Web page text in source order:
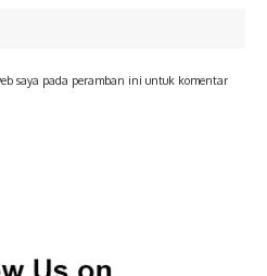
saya pada peramban ini untuk komentar